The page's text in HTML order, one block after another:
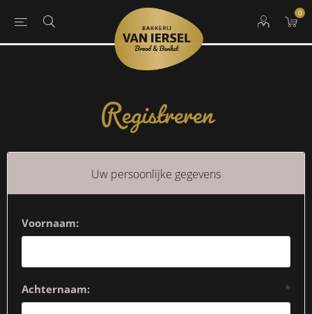
0
Registreren
Uw persoonlijke gegevens
Voornaam:
Achternaam: *